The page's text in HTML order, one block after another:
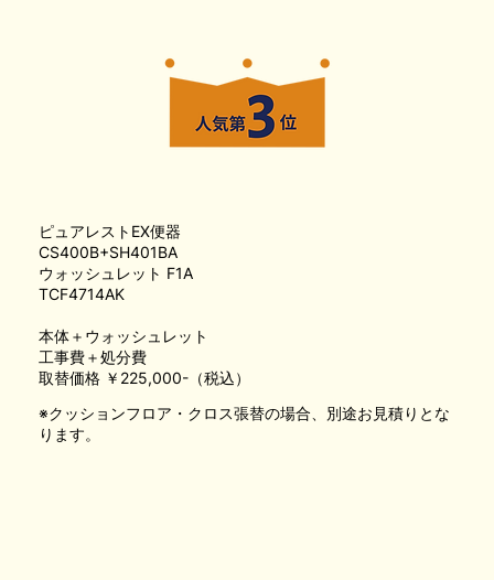
※クッションフロア・クロス張替の場合、別途お見積りとな
ります。
ピュアレストEX便器
CS400B+SH401BA
ウォッシュレット F1A
TCF4714AK
本体＋ウォッシュレット
工事費＋処分費
取替価格 ￥225,000-（税込）